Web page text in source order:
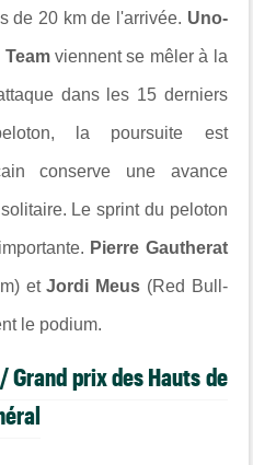
de 20 km de l'arrivée. Uno-
Teamviennent se mêler à la
dans les 15 derniers
la poursuite est
conserve une avance
Le sprint du peloton
Pierre Gautherat
etJordi Meus (Red Bull-
le podium.
Grand prix des Hauts de